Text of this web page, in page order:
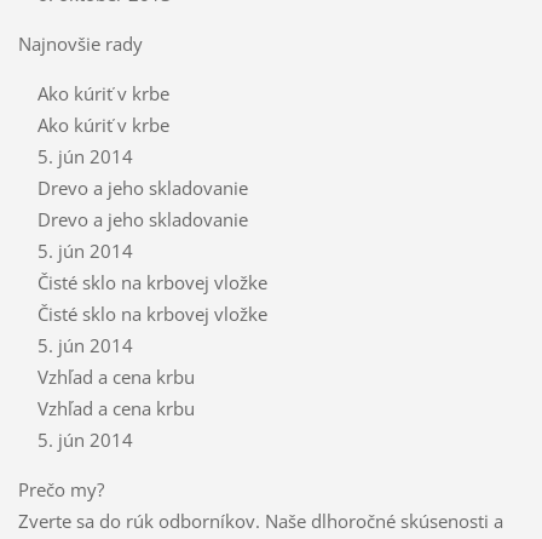
Najnovšie rady
Ako kúriť v krbe
Ako kúriť v krbe
5. jún 2014
Drevo a jeho skladovanie
Drevo a jeho skladovanie
5. jún 2014
Čisté sklo na krbovej vložke
Čisté sklo na krbovej vložke
5. jún 2014
Vzhľad a cena krbu
Vzhľad a cena krbu
5. jún 2014
Prečo my?
Zverte sa do rúk odborníkov. Naše dlhoročné skúsenosti a